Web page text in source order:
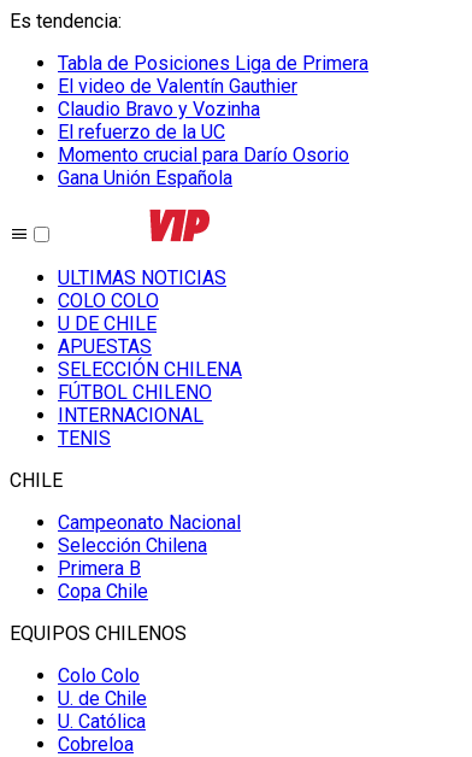
Es tendencia:
Tabla de Posiciones Liga de Primera
El video de Valentín Gauthier
Claudio Bravo y Vozinha
El refuerzo de la UC
Momento crucial para Darío Osorio
Gana Unión Española
ULTIMAS NOTICIAS
COLO COLO
U DE CHILE
APUESTAS
SELECCIÓN CHILENA
FÚTBOL CHILENO
INTERNACIONAL
TENIS
CHILE
Campeonato Nacional
Selección Chilena
Primera B
Copa Chile
EQUIPOS CHILENOS
Colo Colo
U. de Chile
U. Católica
Cobreloa